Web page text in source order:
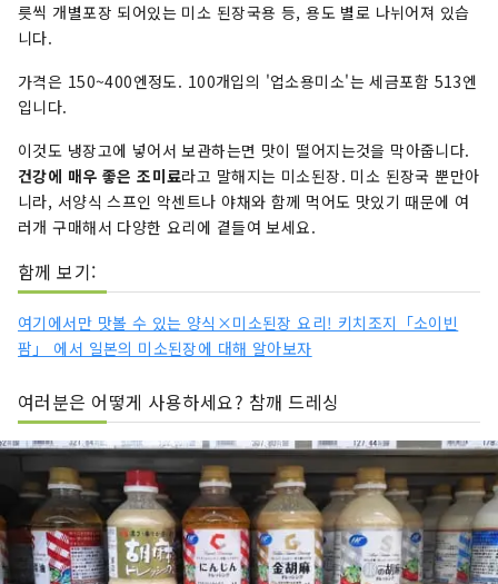
릇씩 개별포장 되어있는 미소 된장국용 등, 용도 별로 나뉘어져 있습
니다.
가격은 150~400엔정도. 100개입의 '업소용미소'는 세금포함 513엔
입니다.
이것도 냉장고에 넣어서 보관하는면 맛이 떨어지는것을 막아줍니다.
건강에 매우 좋은 조미료라고 말해지는 미소된장. 미소 된장국 뿐만아
니라, 서양식 스프인 악센트나 야채와 함께 먹어도 맛있기 때문에 여
러개 구매해서 다양한 요리에 곁들여 보세요.
함께 보기:
여기에서만 맛볼 수 있는 양식×미소된장 요리! 키치조지「소이빈
팜」 에서 일본의 미소된장에 대해 알아보자
여러분은 어떻게 사용하세요? 참깨 드레싱